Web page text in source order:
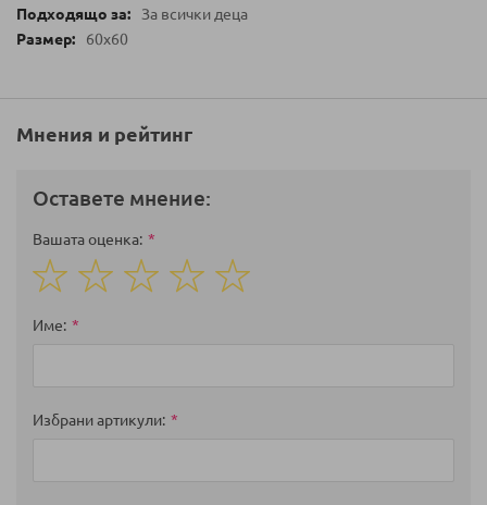
За всички деца
60х60
Мнения и рейтинг
Оставете мнение:
Вашата оценка
star
stars
stars
stars
stars
Име
Избрани артикули